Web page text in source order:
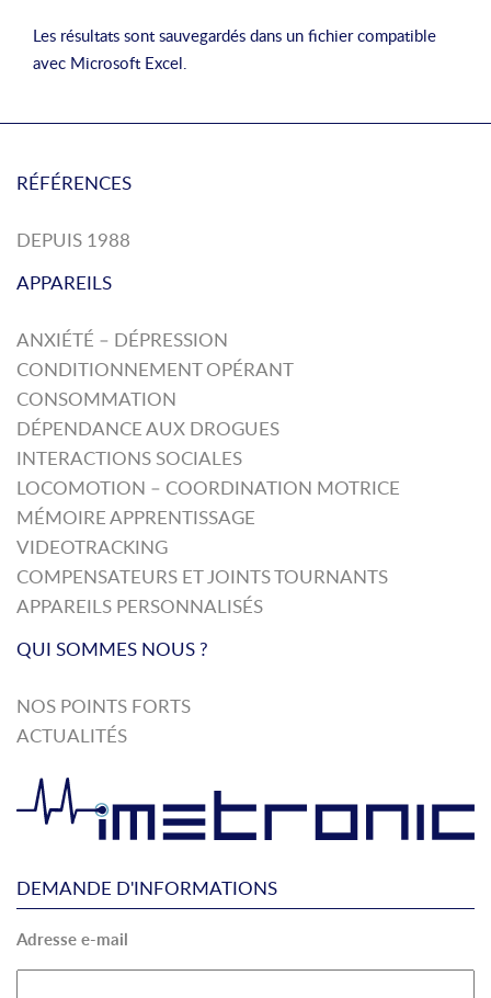
Les résultats sont sauvegardés dans un fichier compatible
avec Microsoft Excel.
RÉFÉRENCES
DEPUIS 1988
APPAREILS
ANXIÉTÉ – DÉPRESSION
CONDITIONNEMENT OPÉRANT
CONSOMMATION
DÉPENDANCE AUX DROGUES
INTERACTIONS SOCIALES
LOCOMOTION – COORDINATION MOTRICE
MÉMOIRE APPRENTISSAGE
VIDEOTRACKING
COMPENSATEURS ET JOINTS TOURNANTS
APPAREILS PERSONNALISÉS
QUI SOMMES NOUS ?
NOS POINTS FORTS
ACTUALITÉS
DEMANDE D'INFORMATIONS
Adresse e-mail